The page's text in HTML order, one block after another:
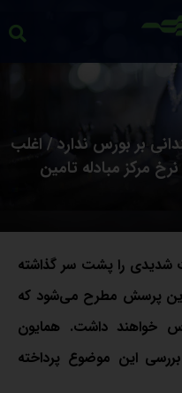
بر بورس ندارد / اغلب
مرکز مبادله تامین
شدیدی را پشت سر گذاشته
این پرسش مطرح می‌شود که
خواهند داشت. همایون
بررسی این موضوع پرداخته